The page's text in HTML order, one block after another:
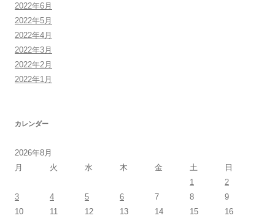
2022年6月
2022年5月
2022年4月
2022年3月
2022年2月
2022年1月
カレンダー
2026年8月
月
火 水 木 金 土
日
1
2
3
4 5 6 7 8
9
10
11 12 13 14 15 16